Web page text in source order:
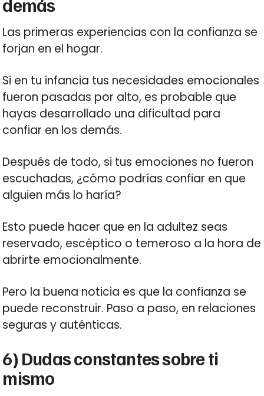
demás
Las primeras experiencias con la confianza se
forjan en el hogar.
Si en tu infancia tus necesidades emocionales
fueron pasadas por alto, es probable que
hayas desarrollado una dificultad para
confiar en los demás.
Después de todo, si tus emociones no fueron
escuchadas, ¿cómo podrías confiar en que
alguien más lo haría?
Esto puede hacer que en la adultez seas
reservado, escéptico o temeroso a la hora de
abrirte emocionalmente.
Pero la buena noticia es que la confianza se
puede reconstruir. Paso a paso, en relaciones
seguras y auténticas.
6) Dudas constantes sobre ti
mismo